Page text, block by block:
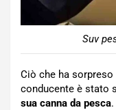
Suv
Ciò che ha
conducente è stato
sua canna da pesca